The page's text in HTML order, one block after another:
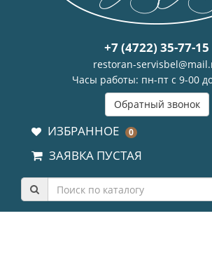
+7 (4722) 35-77-15
restoran-
Часы работы: пн-пт с 9-00
Обратный звонок
ИЗБРАННОЕ 0
ЗАЯВКА ПУСТАЯ